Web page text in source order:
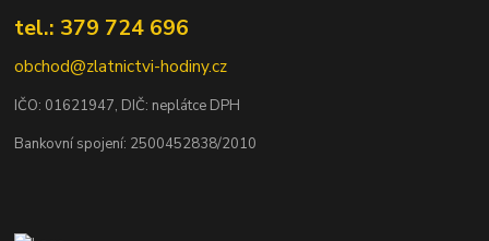
tel.: 379 724 696
obchod@zlatnictvi-hodiny.cz
IČO: 01621947, DIČ: neplátce DPH
Bankovní spojení: 2500452838/2010